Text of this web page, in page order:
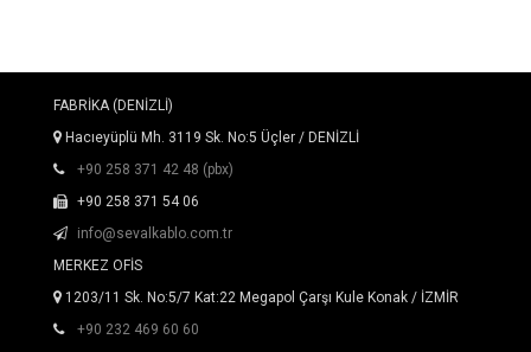
FABRİKA (DENİZLİ)
Hacıeyüplü Mh. 3119 Sk. No:5 Üçler / DENİZLİ
+90 258 371 42 48 (pbx)
+90 258 371 54 06
info@sevalkablo.com.tr
MERKEZ OFİS
1203/11 Sk. No:5/7 Kat:22 Megapol Çarşı Kule Konak / İZMİR
+90 232 469 60 60